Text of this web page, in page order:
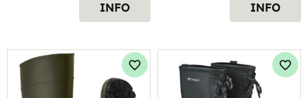
INFO INFO
Lägg till i favoriter